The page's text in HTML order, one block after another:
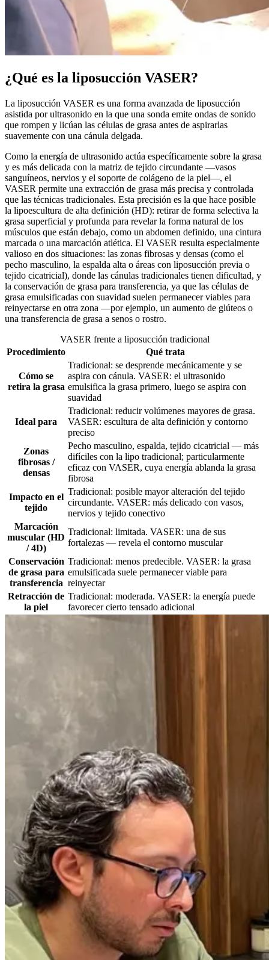
¿Qué es la liposucción VASER?
La liposucción VASER es una forma avanzada de liposucción
asistida por ultrasonido en la que una sonda emite ondas de sonido
que rompen y licúan las células de grasa antes de aspirarlas
suavemente con una cánula delgada.
Como la energía de ultrasonido actúa específicamente sobre la grasa
y es más delicada con la matriz de tejido circundante —vasos
sanguíneos, nervios y el soporte de colágeno de la piel—, el
VASER permite una extracción de grasa más precisa y controlada
que las técnicas tradicionales. Esta precisión es la que hace posible
la lipoescultura de alta definición (HD): retirar de forma selectiva la
grasa superficial y profunda para revelar la forma natural de los
músculos que están debajo, como un abdomen definido, una cintura
marcada o una marcación atlética. El VASER resulta especialmente
valioso en dos situaciones: las zonas fibrosas y densas (como el
pecho masculino, la espalda alta o áreas con liposucción previa o
tejido cicatricial), donde las cánulas tradicionales tienen dificultad, y
la conservación de grasa para transferencia, ya que las células de
grasa emulsificadas con suavidad suelen permanecer viables para
reinyectarse en otra zona —por ejemplo, un aumento de glúteos o
una transferencia de grasa a senos o rostro.
VASER frente a liposucción tradicional
Procedimiento
Qué trata
Cómo se
retira la grasa
Tradicional: se desprende mecánicamente y se
aspira con cánula. VASER: el ultrasonido
emulsifica la grasa primero, luego se aspira con
suavidad
Ideal para
Tradicional: reducir volúmenes mayores de grasa.
VASER: escultura de alta definición y contorno
preciso
Zonas
fibrosas /
densas
Pecho masculino, espalda, tejido cicatricial — más
difíciles con la lipo tradicional; particularmente
eficaz con VASER, cuya energía ablanda la grasa
fibrosa
Impacto en el
tejido
Tradicional: posible mayor alteración del tejido
circundante. VASER: más delicado con vasos,
nervios y tejido conectivo
Marcación
muscular (HD
/ 4D)
Tradicional: limitada. VASER: una de sus
fortalezas — revela el contorno muscular
Conservación
de grasa para
transferencia
Tradicional: menos predecible. VASER: la grasa
emulsificada suele permanecer viable para
reinyectar
Retracción de
la piel
Tradicional: moderada. VASER: la energía puede
favorecer cierto tensado adicional